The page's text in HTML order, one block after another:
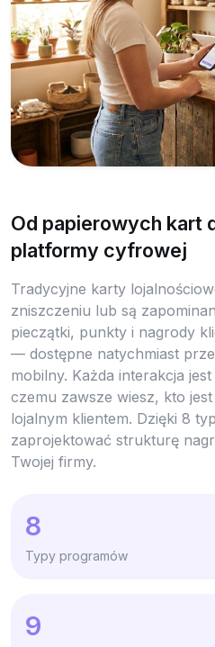
Od papierowych kart
platformy cyfrowej
Tradycyjne karty
zniszczeniu lub są
pieczątki, punkty i nagrody
— dostępne natychmiast
mobilny. Każda interakcja
czemu zawsze wiesz, kto
lojalnym klientem. Dzięki 8
zaprojektować strukturę
Twojej firmy.
8
Typy programów
9